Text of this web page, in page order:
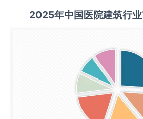
2025年中国医院建筑行